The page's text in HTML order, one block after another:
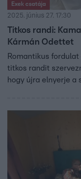
Exek csatája
2025. június 27. 17:30
Titkos randi:
Kármán Odettet
Romantikus
titkos randit
hogy újra elnyerje a